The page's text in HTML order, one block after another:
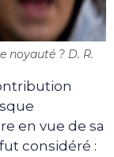
noyauté ? D. R.
en vue de sa
considéré :